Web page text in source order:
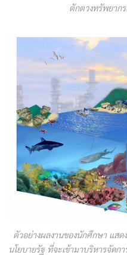
ตักตวงทรัพยาก
ตัวอย่างผลงานของนักศึกษา แสด
นโยบายรัฐ ที่จะเข้ามาบริหารจัดก